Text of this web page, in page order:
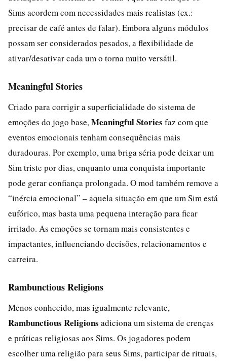
Sims acordem com necessidades mais realistas (ex.:
precisar de café antes de falar). Embora alguns módulos
possam ser considerados pesados, a flexibilidade de
ativar/desativar cada um o torna muito versátil.
Meaningful Stories
Criado para corrigir a superficialidade do sistema de
emoções do jogo base, Meaningful Stories faz com que
eventos emocionais tenham consequências mais
duradouras. Por exemplo, uma briga séria pode deixar um
Sim triste por dias, enquanto uma conquista importante
pode gerar confiança prolongada. O mod também remove a
“inércia emocional” – aquela situação em que um Sim está
eufórico, mas basta uma pequena interação para ficar
irritado. As emoções se tornam mais consistentes e
impactantes, influenciando decisões, relacionamentos e
carreira.
Rambunctious Religions
Menos conhecido, mas igualmente relevante,
Rambunctious Religions adiciona um sistema de crenças
e práticas religiosas aos Sims. Os jogadores podem
escolher uma religião para seus Sims, participar de rituais,